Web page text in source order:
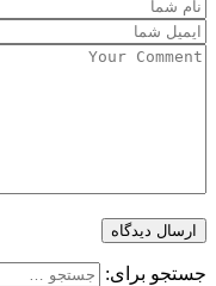
جستجو برای: